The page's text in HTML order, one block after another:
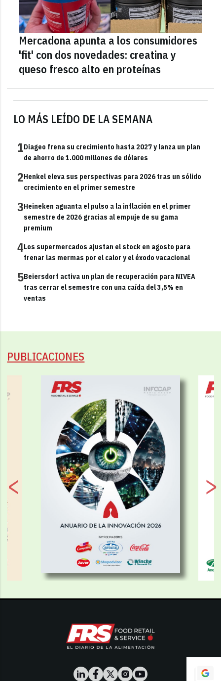
LO MÁS LEÍDO DE LA SEMANA
1Diageo frena su crecimiento hasta 2027 y lanza un plan
de ahorro de 1.000 millones de dólares
2Henkel eleva sus perspectivas para 2026 tras un sólido
crecimiento en el primer semestre
3Heineken aguanta el pulso a la inflación en el primer
semestre de 2026 gracias al empuje de su gama
premium
4Los supermercados ajustan el stock en agosto para
frenar las mermas por el calor y el éxodo vacacional
5Beiersdorf activa un plan de recuperación para NIVEA
tras cerrar el semestre con una caída del 3,5% en
ventas
Mercadona apunta a los consumidores
'fit' con dos novedades: creatina y
queso fresco alto en proteínas
PUBLICACIONES